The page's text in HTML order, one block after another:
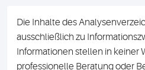
Die Inhalte des
ausschließlich zu
Informationen stellen in keiner
professionelle Beratung oder